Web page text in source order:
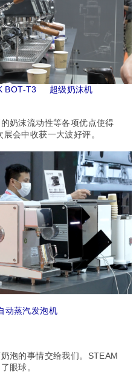
BOT-T3 超级奶沫机
奶沫流动性等各项优点使得
会中收获一大波好评。
动蒸汽发泡机
泡的事情交给我们。 STEAM
眼球。